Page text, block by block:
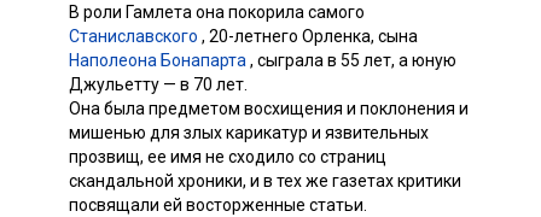
В роли Гамлета она покорила самого
Станиславского , 20-летнего Орленка, сына
Наполеона Бонапарта , сыграла в 55 лет, а юную
Джульетту — в 70 лет.
Она была предметом восхищения и поклонения и
мишенью для злых карикатур и язвительных
прозвищ, ее имя не сходило со страниц
скандальной хроники, и в тех же газетах критики
посвящали ей восторженные статьи.